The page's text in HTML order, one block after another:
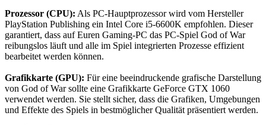
Prozessor (CPU): Als PC-Hauptprozessor wird vom Hersteller
PlayStation Publishing ein Intel Core i5-6600K empfohlen. Dieser
garantiert, dass auf Euren Gaming-PC das PC-Spiel God of War
reibungslos läuft und alle im Spiel integrierten Prozesse effizient
bearbeitet werden können.
Grafikkarte (GPU): Für eine beeindruckende grafische Darstellung
von God of War sollte eine Grafikkarte GeForce GTX 1060
verwendet werden. Sie stellt sicher, dass die Grafiken, Umgebungen
und Effekte des Spiels in bestmöglicher Qualität präsentiert werden.